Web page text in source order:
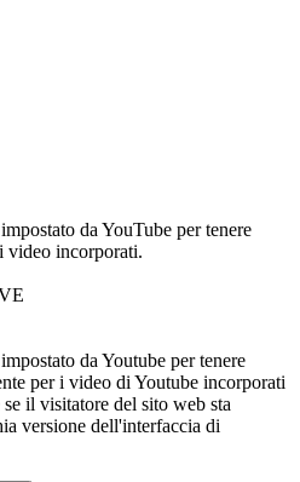
da YouTube per tenere
video incorporati.
da Youtube per tenere
per i video di Youtube incorporati
il visitatore del sito web sta
versione dell'interfaccia di